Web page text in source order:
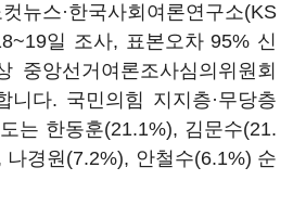
뉴스·한국사회여론연구소(KS
일 조사, 표본오차 95% 신
중앙선거여론조사심의위원회
다. 국민의힘 지지층·무당층
는 한동훈(21.1%), 김문수(21.
경원(7.2%), 안철수(6.1%) 순